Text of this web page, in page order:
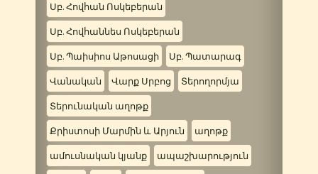
Սբ. Հովհան Ոսկեբերան
Սբ. Հովհաննես Ոսկեբերան
Սբ. Պաիսիոս Աթոսացի Սբ. Պատարագ
Վանական Վարք Սրբոց Տերողորմյա
Տերունական աղոթք
Քրիստոսի Մարմին և Արյուն աղոթք
ամուսնական կյանք ապաշխարություն